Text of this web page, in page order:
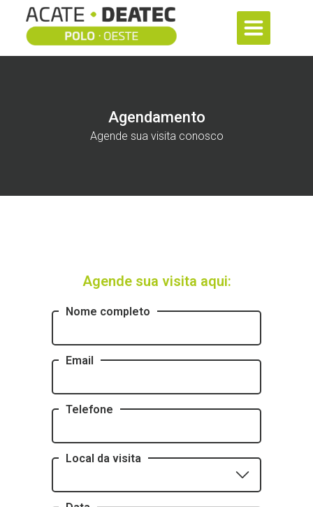
Agendamento
Agende sua visita conosco
Agende sua visita aqui:
Nome completo
Email
Telefone
Local da visita